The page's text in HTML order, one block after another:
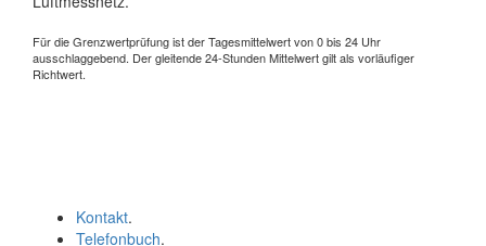
Für die Grenzwertprüfung ist der Tagesmittelwert von 0 bis 24 Uhr
ausschlaggebend. Der gleitende 24-Stunden Mittelwert gilt als vorläufiger
Richtwert.
Kontakt.
Telefonbuch.